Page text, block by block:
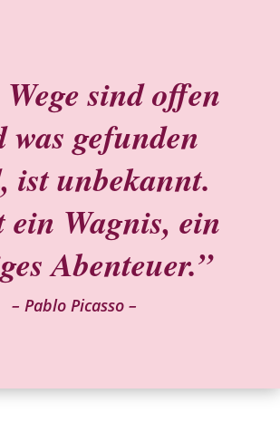
sind offen
was gefunden
ist unbekannt.
ein Wagnis, ein
Abenteuer.”
– Pablo Picasso –